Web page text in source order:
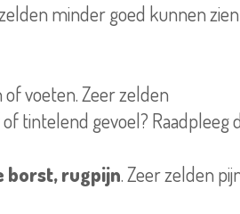
minder goed kunnen
of voeten. Zeer zelden
tintelend gevoel? Raadpleeg
borst, rugpijn. Zeer zelden